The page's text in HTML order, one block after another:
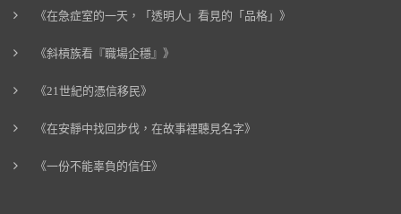
《在急症室的一天，「透明人」看見的「品格」》
《斜槓族看『職場企穩』》
《21世紀的憑信移民》
《在安靜中找回步伐，在故事裡聽見名字》
《一份不能辜負的信任》